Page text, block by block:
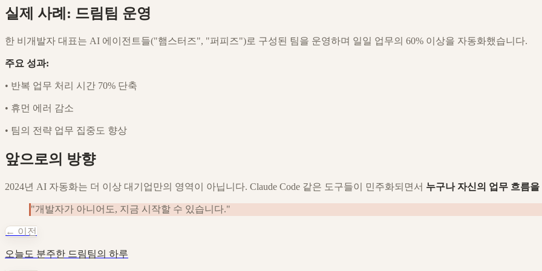
실제 사례: 드림팀 운영
한 비개발자 대표는 AI 에이전트들("햄스터즈", "퍼피즈")로 구성된 팀을 운영하며 일일 업무의 60% 이상을 자동화했습니다.
주요 성과:
• 반복 업무 처리 시간 70% 단축
• 휴먼 에러 감소
• 팀의 전략 업무 집중도 향상
앞으로의 방향
2024년 AI 자동화는 더 이상 대기업만의 영역이 아닙니다. Claude Code 같은 도구들이 민주화되면서 누구나 자신의 업무 흐름을
"개발자가 아니어도, 지금 시작할 수 있습니다."
← 이전
오늘도 분주한 드림팀의 하루